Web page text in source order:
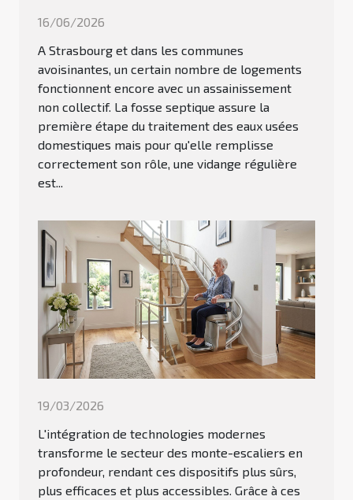
16/06/2026
A Strasbourg et dans les communes
avoisinantes, un certain nombre de logements
fonctionnent encore avec un assainissement
non collectif. La fosse septique assure la
première étape du traitement des eaux usées
domestiques mais pour qu'elle remplisse
correctement son rôle, une vidange régulière
est...
19/03/2026
L'intégration de technologies modernes
transforme le secteur des monte-escaliers en
profondeur, rendant ces dispositifs plus sûrs,
plus efficaces et plus accessibles. Grâce à ces